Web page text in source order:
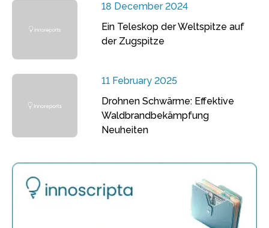
18 December 2024
Ein Teleskop der Weltspitze auf
der Zugspitze
11 February 2025
Drohnen Schwärme: Effektive
Waldbrandbekämpfung
Neuheiten